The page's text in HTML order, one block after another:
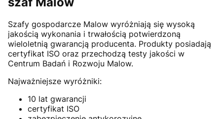
Szafy gospodarcze Malow wyróżniają się wysoką
jakością wykonania i trwałością potwierdzoną
wieloletnią gwarancją producenta. Produkty posiadają
certyfikat ISO oraz przechodzą testy jakości w
Centrum Badań i Rozwoju Malow.
Najważniejsze wyróżniki:
10 lat gwarancji
certyfikat ISO